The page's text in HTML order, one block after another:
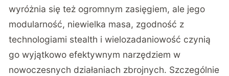
wyróżnia się też ogromnym zasięgiem, ale jego
modularność, niewielka masa, zgodność z
technologiami stealth i wielozadaniowość czynią
go wyjątkowo efektywnym narzędziem w
nowoczesnych działaniach zbrojnych. Szczególnie